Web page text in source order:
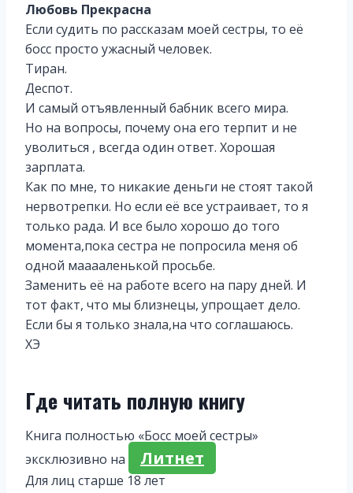
Любовь Прекрасна
Если судить по рассказам моей сестры, то её
босс просто ужасный человек.
Тиран.
Деспот.
И самый отъявленный бабник всего мира.
Но на вопросы, почему она его терпит и не
уволиться , всегда один ответ. Хорошая
зарплата.
Как по мне, то никакие деньги не стоят такой
нервотрепки. Но если её все устраивает, то я
только рада. И все было хорошо до того
момента,пока сестра не попросила меня об
одной мааааленькой просьбе.
Заменить её на работе всего на пару дней. И
тот факт, что мы близнецы, упрощает дело.
Если бы я только знала,на что соглашаюсь.
ХЭ
Где читать полную книгу
Книга полностью «Босс моей сестры»
эксклюзивно на
Литнет
Для лиц старше 18 лет